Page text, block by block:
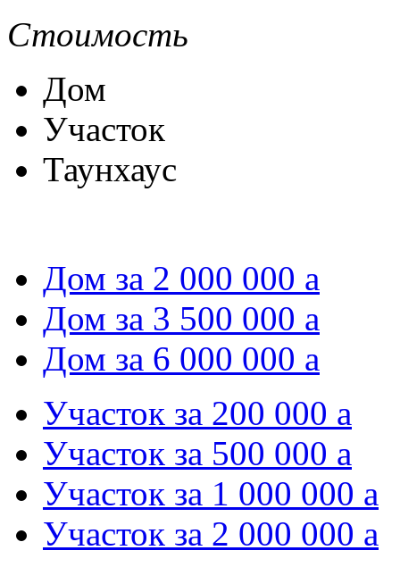
Стоимость
Дом
Участок
Таунхаус
Дом за 2 000 000 a
Дом за 3 500 000 a
Дом за 6 000 000 a
Участок за 200 000 a
Участок за 500 000 a
Участок за 1 000 000 a
Участок за 2 000 000 a